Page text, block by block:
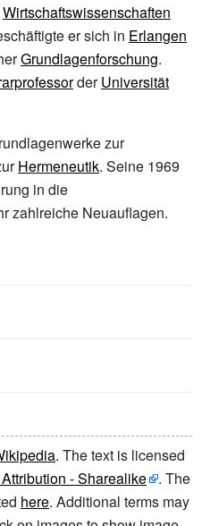
Wirtschaftswissenschaften
er sich in Erlangen
Grundlagenforschung.
derUniversität
zur
Hermeneutik. Seine 1969
in die
zahlreiche Neuauflagen.
. The text is licensed
- Sharealike
. The
here. Additional terms may